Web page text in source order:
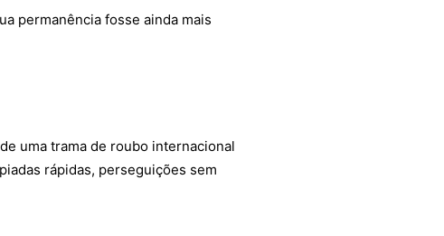
permanência fosse ainda mais
uma trama de roubo internacional
rápidas, perseguições sem